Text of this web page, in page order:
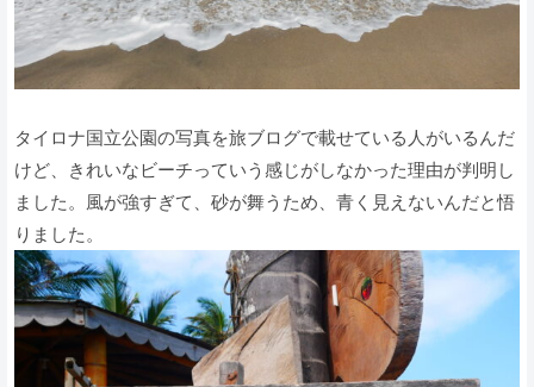
タイロナ国立公園の写真を旅ブログで載せている人がいるんだ
けど、きれいなビーチっていう感じがしなかった理由が判明し
ました。風が強すぎて、砂が舞うため、青く見えないんだと悟
りました。